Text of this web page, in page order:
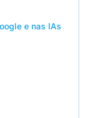
e nas IAs